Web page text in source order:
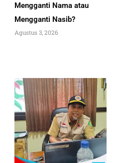
Mengganti Nama atau
Mengganti Nasib?
Agustus 3, 2026